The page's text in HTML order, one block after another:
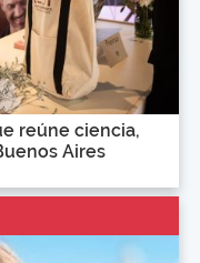
reúne ciencia,
Aires